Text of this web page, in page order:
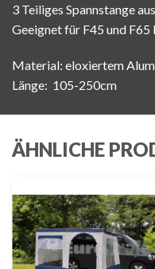
3 Teiliges Spannstange
Geeignet für F45 und
Material: eloxiertem
Länge: 105-250cm
ÄHNLICHE